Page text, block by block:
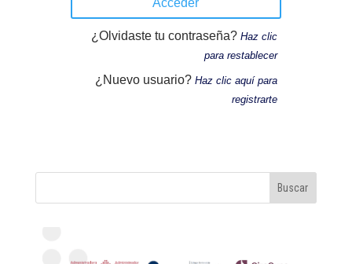
¿Olvidaste tu contraseña? Haz clic
para restablecer
¿Nuevo usuario? Haz clic aquí para
registrarte